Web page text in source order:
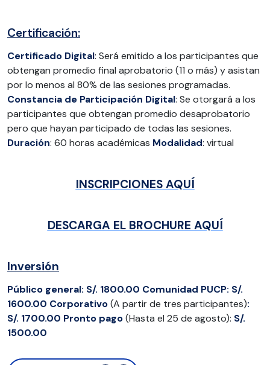
Certificación:
Certificado Digital: Será emitido a los participantes que
obtengan promedio final aprobatorio (11 o más) y asistan
por lo menos al 80% de las sesiones programadas.
Constancia de Participación Digital: Se otorgará a los
participantes que obtengan promedio desaprobatorio
pero que hayan participado de todas las sesiones.
Duración: 60 horas académicas Modalidad: virtual
INSCRIPCIONES AQUÍ
DESCARGA EL BROCHURE AQUÍ
Inversión
Público general: S/. 1800.00 Comunidad PUCP: S/.
1600.00 Corporativo(A partir de tres participantes):
S/. 1700.00 Pronto pago(Hasta el 25 de agosto): S/.
1500.00